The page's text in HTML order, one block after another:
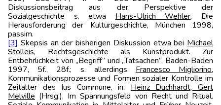
Diskussionsbeitrag aus der Perspektive der
Sozialgeschichte s. etwa Hans-Ulrich Wehler, Die
Herausforderung der Kulturgeschichte, München 1998,
passim.
[3] Skepsis an der bisherigen Diskussion etwa bei Michael
Stolleis, Rechtsgeschichte als Kunstprodukt. Zur
Entbehrlichkeit von „Begriff” und „Tatsachen”, Baden-Baden
1997, 5f., 28f.; s. allerdings Francesco Migliorino,
Kommunikationsprozesse und Formen sozialer Kontrolle im
Zeitalter des Ius Commune, in: Heinz Duchhardt, Gert
Melville (Hrsg.), Im Spannungsfeld von Recht und Ritual.